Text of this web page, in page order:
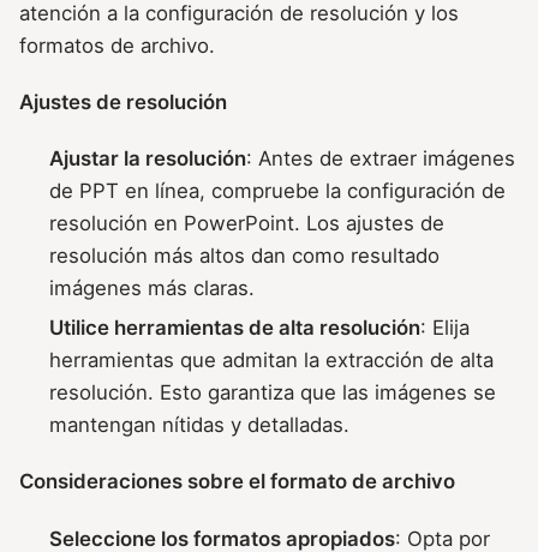
atención a la configuración de resolución y los
formatos de archivo.
Ajustes de resolución
Ajustar la resolución: Antes de extraer imágenes
de PPT en línea, compruebe la configuración de
resolución en PowerPoint. Los ajustes de
resolución más altos dan como resultado
imágenes más claras.
Utilice herramientas de alta resolución: Elija
herramientas que admitan la extracción de alta
resolución. Esto garantiza que las imágenes se
mantengan nítidas y detalladas.
Consideraciones sobre el formato de archivo
Seleccione los formatos apropiados: Opta por